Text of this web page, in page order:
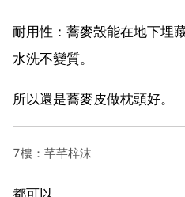
耐用性：蕎麥殼能在地下埋
水洗不變質。
所以還是蕎麥皮做枕頭好。
7樓：芊芊梓沫
都可以。